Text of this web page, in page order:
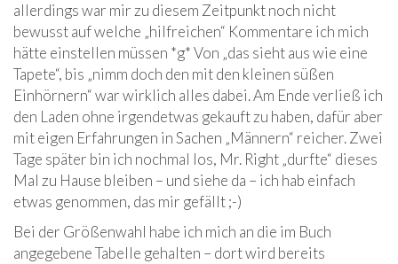
allerdings war mir zu diesem Zeitpunkt noch nicht
bewusst auf welche „hilfreichen“ Kommentare ich mich
hätte einstellen müssen *g* Von „das sieht aus wie eine
Tapete“, bis „nimm doch den mit den kleinen süßen
Einhörnern“ war wirklich alles dabei. Am Ende verließ ich
den Laden ohne irgendetwas gekauft zu haben, dafür aber
mit eigen Erfahrungen in Sachen „Männern“ reicher. Zwei
Tage später bin ich nochmal los, Mr. Right „durfte“ dieses
Mal zu Hause bleiben – und siehe da – ich hab einfach
etwas genommen, das mir gefällt ;-)
Bei der Größenwahl habe ich mich an die im Buch
angegebene Tabelle gehalten – dort wird bereits